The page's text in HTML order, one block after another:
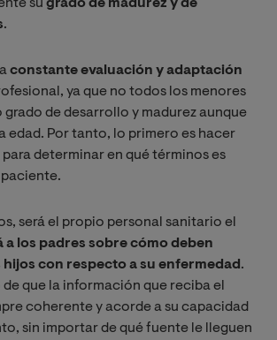
su grado de madurez y de
.
constante evaluación y adaptación
ya que no todos los menores
grado de desarrollo y madurez aunque
edad. Por tanto, lo primero es hacer
determinar en qué términos es
será el propio personal sanitario el
a los padres sobre cómo deben
hijos con respecto a su enfermedad .
que la información que reciba el
coherente y acorde a su capacidad
sin importar de qué fuente le lleguen